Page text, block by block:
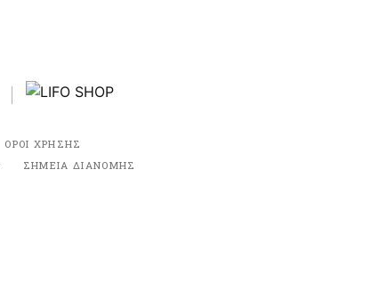
ΟΡΟΙ ΧΡΗΣΗΣ
ΣΗΜΕΙΑ ΔΙΑΝΟΜΗΣ